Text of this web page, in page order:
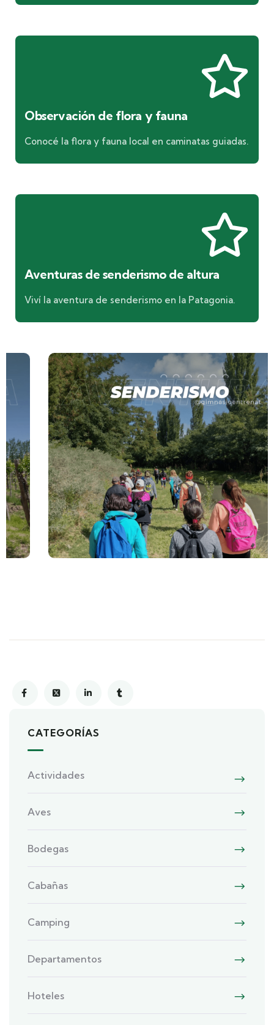
Observación de flora y fauna
Conocé la flora y fauna local en caminatas guiadas.
Aventuras de senderismo de altura
Viví la aventura de senderismo en la Patagonia.
CATEGORÍAS
Actividades
Aves
Bodegas
Cabañas
Camping
Departamentos
Hoteles